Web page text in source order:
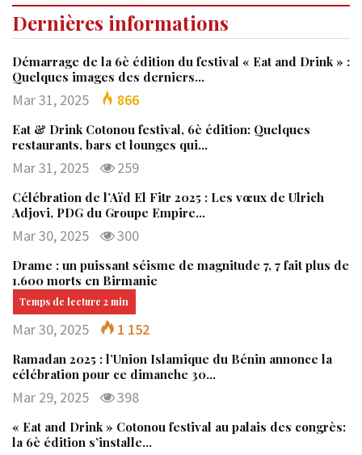
Dernières informations
Démarrage de la 6è édition du festival « Eat and Drink » :
Quelques images des derniers…
Mar 31, 2025 866
Eat & Drink Cotonou festival, 6è édition: Quelques
restaurants, bars et lounges qui…
Mar 31, 2025 259
Célébration de l’Aïd El Fitr 2025 : Les vœux de Ulrich
Adjovi, PDG du Groupe Empire…
Mar 30, 2025 300
Drame : un puissant séisme de magnitude 7, 7 fait plus de
1.600 morts en Birmanie
Mar 30, 2025 1 152
Ramadan 2025 : l’Union Islamique du Bénin annonce la
célébration pour ce dimanche 30…
Mar 29, 2025 398
« Eat and Drink » Cotonou festival au palais des congrès:
la 6è édition s’installe…